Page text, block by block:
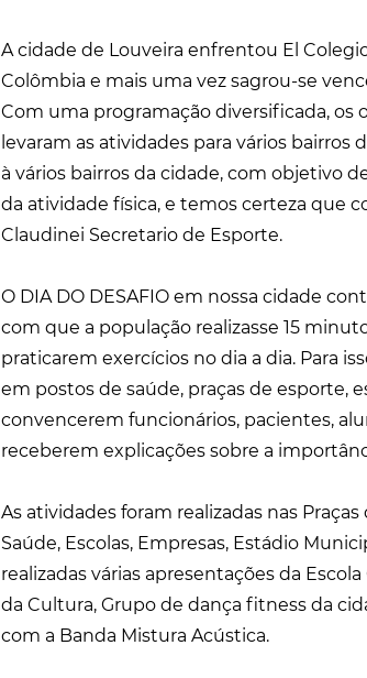
A cidade de Louveira enfrentou El
Colômbia e mais uma vez sagrou-se
Com uma programação diversificada, os
levaram as atividades para vários bairros
à vários bairros da cidade, com objetivo
da atividade física, e temos certeza que
Claudinei Secretario de Esporte.
O DIA DO DESAFIO em nossa cidade
com que a população realizasse 15
praticarem exercícios no dia a dia. Para
em postos de saúde, praças de esporte,
convencerem funcionários, pacientes,
receberem explicações sobre a
As atividades foram realizadas nas
Saúde, Escolas, Empresas, Estádio
realizadas várias apresentações da
da Cultura, Grupo de dança fitness da
com a Banda Mistura Acústica.